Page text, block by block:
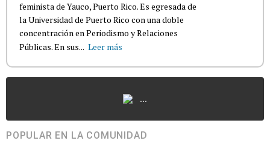
feminista de Yauco, Puerto Rico. Es egresada de
la Universidad de Puerto Rico con una doble
concentración en Periodismo y Relaciones
Públicas. En sus... Leer más
...
POPULAR EN LA COMUNIDAD